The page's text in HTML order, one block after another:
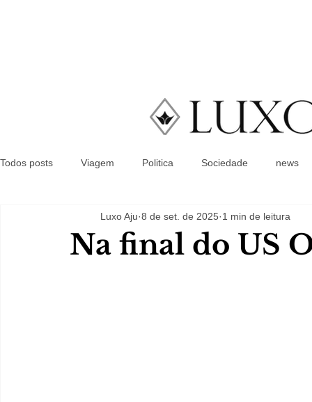
Todos posts Viagem Politica Sociedade news
Na final do US
Luxo Aju 8 de set. de 2025 1 min de leitura